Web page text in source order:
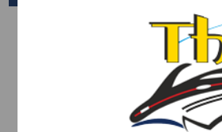
ΜΑΚΡΙΑΣ ΡΙΨΗΣ-